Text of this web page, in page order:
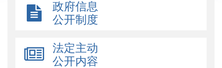
政府信息
公开制度
法定主动
公开内容